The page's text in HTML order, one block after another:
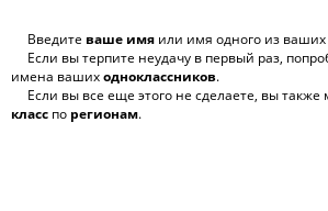
Введите ваше имя или имя одного из ваших
Если вы терпите неудачу в первый раз,
имена вашиходноклассников.
Если вы все еще этого не сделаете, вы также
класс по регионам.